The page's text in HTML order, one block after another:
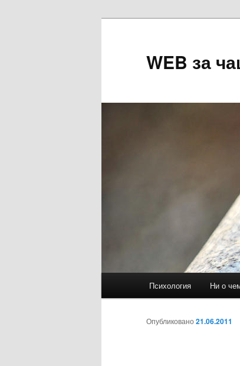
WEB за
Психология Ни о
Опубликовано 21.06.2011